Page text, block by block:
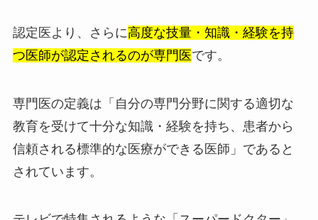
認定医より、さらに高度な技量・知識・経験を持
つ医師が認定されるのが専門医です。
専門医の定義は「自分の専門分野に関する適切な
教育を受けて十分な知識・経験を持ち、患者から
信頼される標準的な医療ができる医師」であると
されています。